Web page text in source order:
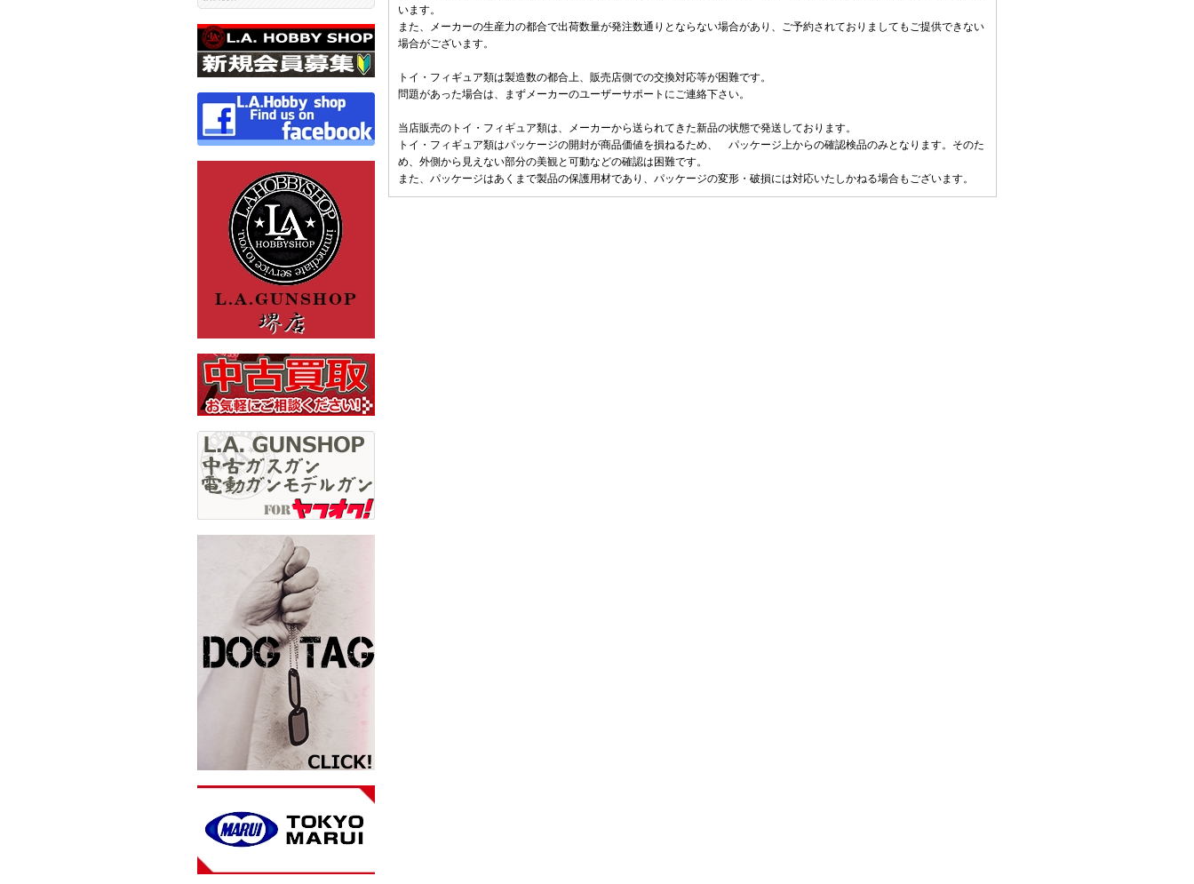
います。
また、メーカーの生産力の都合で出荷数量が発注数通りとならない場合があり、ご予約されておりましてもご提供できない
場合がございます。
トイ・フィギュア類は製造数の都合上、販売店側での交換対応等が困難です。
問題があった場合は、まずメーカーのユーザーサポートにご連絡下さい。
当店販売のトイ・フィギュア類は、メーカーから送られてきた新品の状態で発送しております。
トイ・フィギュア類はパッケージの開封が商品価値を損ねるため、 パッケージ上からの確認検品のみとなります。そのた
め、外側から見えない部分の美観と可動などの確認は困難です。
また、パッケージはあくまで製品の保護用材であり、パッケージの変形・破損には対応いたしかねる場合もございます。